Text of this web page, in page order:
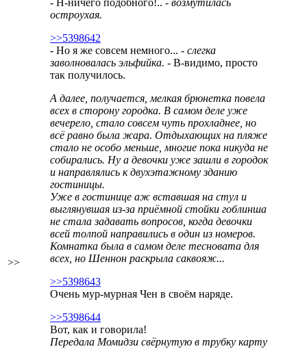
>>
- Н-ничего подобного!.. - возмутилась
остроухая.
>>5398642
- Но я же совсем немного... - слегка
заволновалась эльфийка. - В-видимо, просто
так получилось.
А далее, получается, мелкая брюнетка повела
всех в сторону городка. В самом деле уже
вечерело, стало совсем чуть прохладнее, но
всё равно была жара. Отдыхающих на пляже
стало не особо меньше, многие пока никуда не
собирались. Ну а девочки уже зашли в городок
и направлялись к двухэтажному зданию
гостиницы.
Уже в гостинице аж вставшая на стул и
выглянувшая из-за приёмной стойки гоблинша
не стала задавать вопросов, когда девочки
всей толпой направились в один из номеров.
Комнатка была в самом деле тесновата для
всех, но Шеннон раскрыла саквояж...
>>5398643
Очень мур-мурная Чен в своём наряде.
>>5398644
Вот, как и говорила!
Передала Момидзи свёрнутую в трубку карту